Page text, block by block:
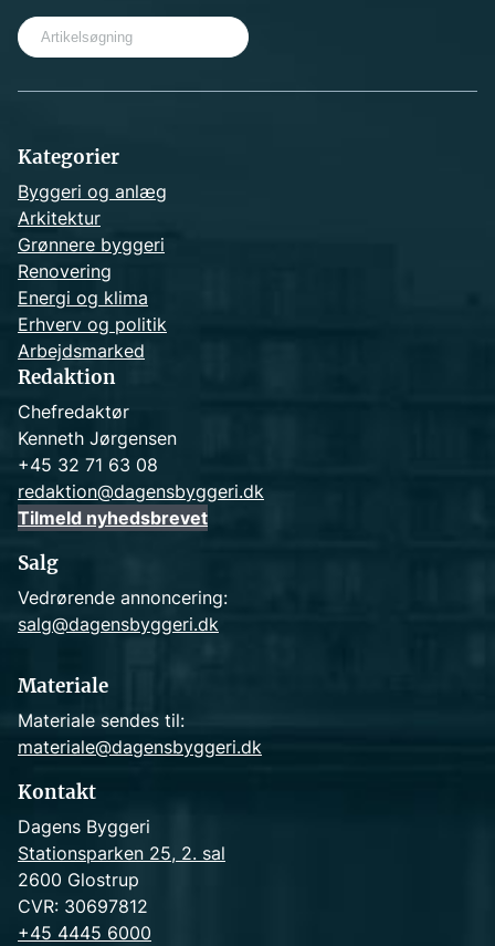
Kategorier
Byggeri og anlæg
Arkitektur
Grønnere byggeri
Renovering
Energi og klima
Erhverv og politik
Arbejdsmarked
Redaktion
Chefredaktør
Kenneth Jørgensen
+45 32 71 63 08
redaktion@dagensbyggeri.dk
Tilmeld nyhedsbrevet
Salg
Vedrørende annoncering:
salg@dagensbyggeri.dk
Materiale
Materiale sendes til:
materiale@dagensbyggeri.dk
Kontakt
Dagens Byggeri
Stationsparken 25, 2. sal
2600 Glostrup
CVR: 30697812
+45 4445 6000